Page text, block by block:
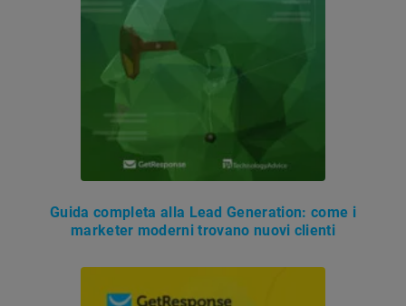
Guida completa alla Lead Generation: come i
marketer moderni trovano nuovi clienti